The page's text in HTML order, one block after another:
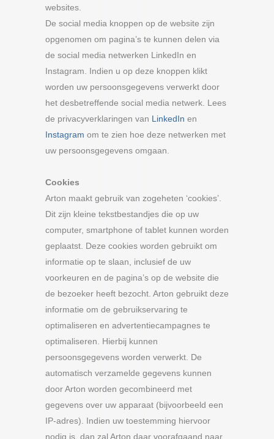
websites.
De social media knoppen op de website zijn
opgenomen om pagina’s te kunnen delen via
de social media netwerken LinkedIn en
Instagram. Indien u op deze knoppen klikt
worden uw persoonsgegevens verwerkt door
het desbetreffende social media netwerk. Lees
de privacyverklaringen van LinkedIn en
Instagram om te zien hoe deze netwerken met
uw persoonsgegevens omgaan.
Cookies
Arton maakt gebruik van zogeheten ‘cookies’.
Dit zijn kleine tekstbestandjes die op uw
computer, smartphone of tablet kunnen worden
geplaatst. Deze cookies worden gebruikt om
informatie op te slaan, inclusief de uw
voorkeuren en de pagina’s op de website die
de bezoeker heeft bezocht. Arton gebruikt deze
informatie om de gebruikservaring te
optimaliseren en advertentiecampagnes te
optimaliseren. Hierbij kunnen
persoonsgegevens worden verwerkt. De
automatisch verzamelde gegevens kunnen
door Arton worden gecombineerd met
gegevens over uw apparaat (bijvoorbeeld een
IP-adres). Indien uw toestemming hiervoor
nodig is, dan zal Arton daar voorafgaand naar